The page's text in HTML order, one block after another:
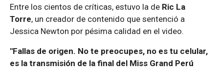
Entre los cientos de críticas, estuvo la de Ric La
Torre, un creador de contenido que sentenció a
Jessica Newton por pésima calidad en el video.
"Fallas de origen. No te preocupes, no es tu celular,
es la transmisión de la final del Miss Grand Perú